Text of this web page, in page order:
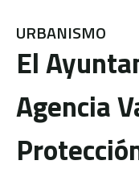
URBANISMO
El
Agencia